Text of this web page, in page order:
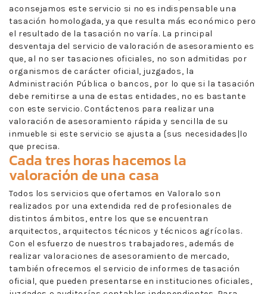
aconsejamos este servicio si no es indispensable una
tasación homologada, ya que resulta más económico pero
el resultado de la tasación no varía. La principal
desventaja del servicio de valoración de asesoramiento es
que, al no ser tasaciones oficiales, no son admitidas por
organismos de carácter oficial, juzgados, la
Administración Pública o bancos, por lo que si la tasación
debe remitirse a una de estas entidades, no es bastante
con este servicio. Contáctenos para realizar una
valoración de asesoramiento rápida y sencilla de su
inmueble si este servicio se ajusta a {sus necesidades|lo
que precisa.
Cada tres horas hacemos la
valoración de una casa
Todos los servicios que ofertamos en Valoralo son
realizados por una extendida red de profesionales de
distintos ámbitos, entre los que se encuentran
arquitectos, arquitectos técnicos y técnicos agrícolas.
Con el esfuerzo de nuestros trabajadores, además de
realizar valoraciones de asesoramiento de mercado,
también ofrecemos el servicio de informes de tasación
oficial, que pueden presentarse en instituciones oficiales,